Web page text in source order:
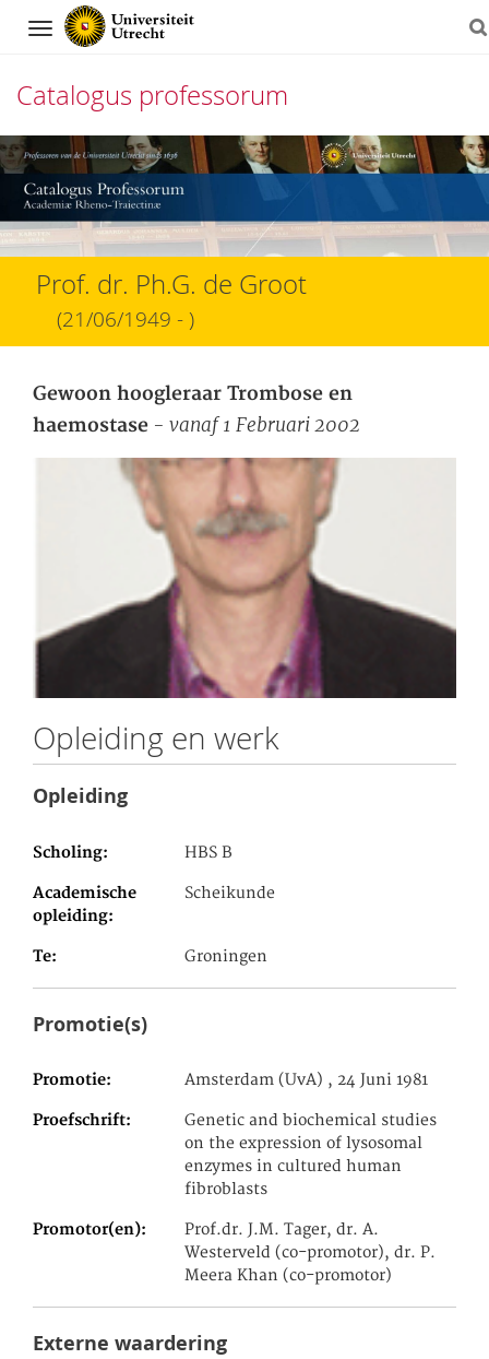
Navigation
Catalogus professorum
Direct
naar
het
inhoud
Prof. dr. Ph.G. de Groot
(21/06/1949 - )
Gewoon hoogleraar Trombose en
haemostase - vanaf 1 Februari 2002
Opleiding en werk
Opleiding
Scholing HBS B
Academische
opleiding
Scheikunde
Te Groningen
Promotie(s)
Promotie Amsterdam (UvA) , 24 Juni 1981
Proefschrift
Genetic and biochemical studies
on the expression of lysosomal
enzymes in cultured human
fibroblasts
Promotor(en)
Prof.dr. J.M. Tager, dr. A.
Westerveld (co-promotor), dr. P.
Meera Khan (co-promotor)
Externe waardering